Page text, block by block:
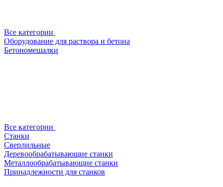
Все категории
Оборудование для раствора и бетона
Бетономешалки
Все категории
Станки
Сверлильные
Деревообрабатывающие станки
Металлообрабатывающие станки
Принадлежности для станков